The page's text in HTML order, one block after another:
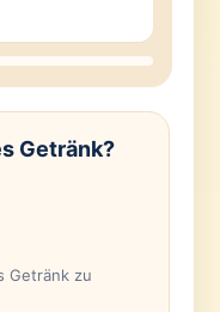
Getränk?
Getränk zu